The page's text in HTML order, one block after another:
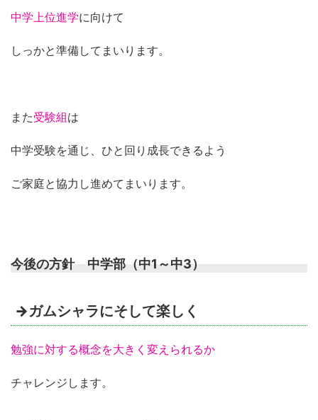
中学上位進学に向けて
しっかと準備してまいります。
また受験組は
中学受験を通じ、ひと回り成長できるよう
ご家庭と協力し進めてまいります。
今後の方針 中学部（中1～中3）
→ガムシャラにそして楽しく
勉強に対する概念を大きく変えられるか
チャレンジします。